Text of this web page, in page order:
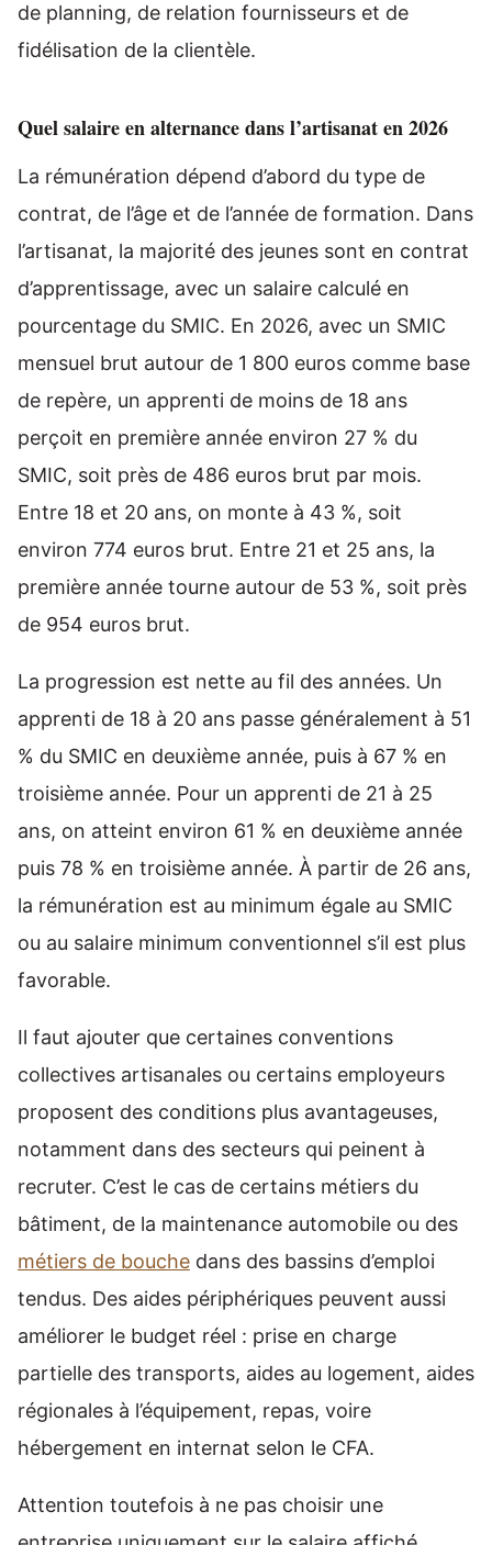
de planning, de relation fournisseurs et de
fidélisation de la clientèle.
Quel salaire en alternance dans l’artisanat en 2026
La rémunération dépend d’abord du type de
contrat, de l’âge et de l’année de formation. Dans
l’artisanat, la majorité des jeunes sont en contrat
d’apprentissage, avec un salaire calculé en
pourcentage du SMIC. En 2026, avec un SMIC
mensuel brut autour de 1 800 euros comme base
de repère, un apprenti de moins de 18 ans
perçoit en première année environ 27 % du
SMIC, soit près de 486 euros brut par mois.
Entre 18 et 20 ans, on monte à 43 %, soit
environ 774 euros brut. Entre 21 et 25 ans, la
première année tourne autour de 53 %, soit près
de 954 euros brut.
La progression est nette au fil des années. Un
apprenti de 18 à 20 ans passe généralement à 51
% du SMIC en deuxième année, puis à 67 % en
troisième année. Pour un apprenti de 21 à 25
ans, on atteint environ 61 % en deuxième année
puis 78 % en troisième année. À partir de 26 ans,
la rémunération est au minimum égale au SMIC
ou au salaire minimum conventionnel s’il est plus
favorable.
Il faut ajouter que certaines conventions
collectives artisanales ou certains employeurs
proposent des conditions plus avantageuses,
notamment dans des secteurs qui peinent à
recruter. C’est le cas de certains métiers du
bâtiment, de la maintenance automobile ou des
métiers de bouche dans des bassins d’emploi
tendus. Des aides périphériques peuvent aussi
améliorer le budget réel : prise en charge
partielle des transports, aides au logement, aides
régionales à l’équipement, repas, voire
hébergement en internat selon le CFA.
Attention toutefois à ne pas choisir une